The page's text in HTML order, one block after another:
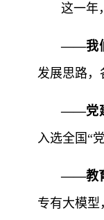
这一年
——我
发展思路，
——党
入选全国“
——教
专有大模